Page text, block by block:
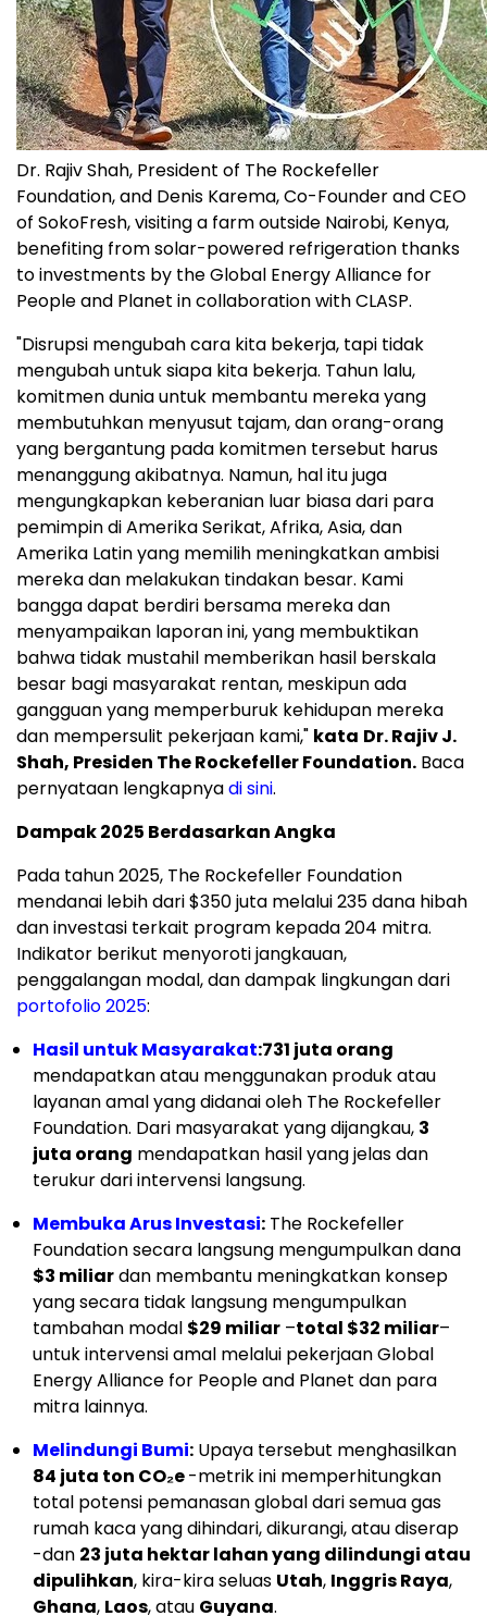
Dr. Rajiv Shah, President of The Rockefeller
Foundation, and Denis Karema, Co-Founder and CEO
of SokoFresh, visiting a farm outside Nairobi, Kenya,
benefiting from solar-powered refrigeration thanks
to investments by the Global Energy Alliance for
People and Planet in collaboration with CLASP.
"Disrupsi mengubah cara kita bekerja, tapi tidak
mengubah untuk siapa kita bekerja. Tahun lalu,
komitmen dunia untuk membantu mereka yang
membutuhkan menyusut tajam, dan orang-orang
yang bergantung pada komitmen tersebut harus
menanggung akibatnya. Namun, hal itu juga
mengungkapkan keberanian luar biasa dari para
pemimpin di Amerika Serikat, Afrika, Asia, dan
Amerika Latin yang memilih meningkatkan ambisi
mereka dan melakukan tindakan besar. Kami
bangga dapat berdiri bersama mereka dan
menyampaikan laporan ini, yang membuktikan
bahwa tidak mustahil memberikan hasil berskala
besar bagi masyarakat rentan, meskipun ada
gangguan yang memperburuk kehidupan mereka
dan mempersulit pekerjaan kami," kata Dr. Rajiv J.
Shah, Presiden The Rockefeller Foundation. Baca
pernyataan lengkapnyadi sini.
Dampak 2025 Berdasarkan Angka
Pada tahun 2025, The Rockefeller Foundation
mendanai lebih dari $350 juta melalui 235 dana hibah
dan investasi terkait program kepada 204 mitra.
Indikator berikut menyoroti jangkauan,
penggalangan modal, dan dampak lingkungan dari
portofolio 2025:
Hasil untuk Masyarakat:731 juta orang
mendapatkan atau menggunakan produk atau
layanan amal yang didanai oleh The Rockefeller
Foundation. Dari masyarakat yang dijangkau, 3
juta orang mendapatkan hasil yang jelas dan
terukur dari intervensi langsung.
Membuka Arus Investasi: The Rockefeller
Foundation secara langsung mengumpulkan dana
$3 miliardan membantu meningkatkan konsep
yang secara tidak langsung mengumpulkan
tambahan modal $29 miliar –total $32 miliar–
untuk intervensi amal melalui pekerjaan Global
Energy Alliance for People and Planet dan para
mitra lainnya.
Melindungi Bumi: Upaya tersebut menghasilkan
84 juta ton CO₂e-metrik ini memperhitungkan
total potensi pemanasan global dari semua gas
rumah kaca yang dihindari, dikurangi, atau diserap
-dan 23 juta hektar lahan yang dilindungi atau
dipulihkan, kira-kira seluas Utah, Inggris Raya,
Ghana, Laos, atau Guyana.